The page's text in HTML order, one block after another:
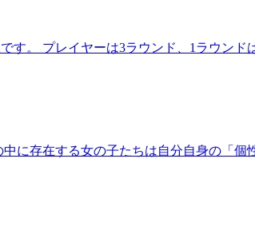
。 プレイヤーは3ラウンド、1ラウン
に存在する女の子たちは自分自身の「